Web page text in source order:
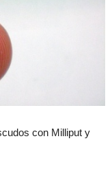
con Milliput y